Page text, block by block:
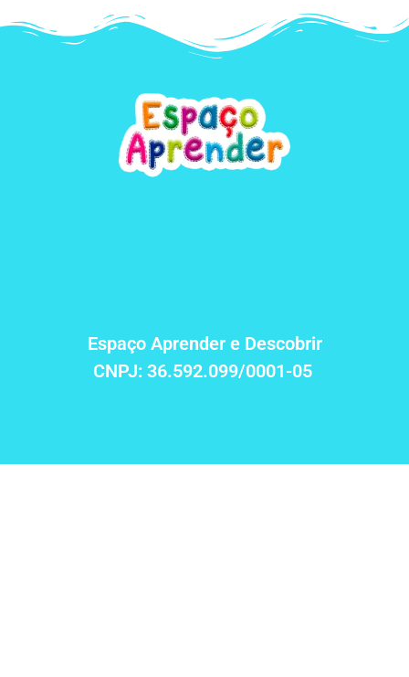
Espaço Aprender e Descobrir
CNPJ: 36.592.099/0001-05